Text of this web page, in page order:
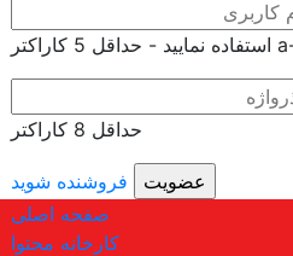
حداقل 8 کاراکتر
فروشنده شوید
صفحه اصلی
کارخانه محتوا